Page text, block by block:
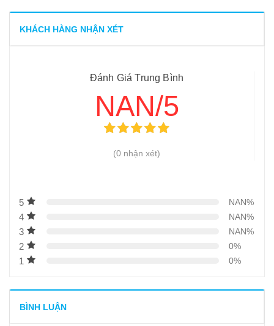
-
Mài dao máy thái thịt
Hướng dẫn sử dụng máy thái thịt thay dao đúng cách
Tư vấn mua máy thái thịt bò tươi sống, đông lạnh 2025
Hướng dẫn vệ sinh và bảo quản máy thái thịt thay dao
Giá máy thái thịt – Các dòng máy thái thịt có giá bao
KHÁCH HÀNG NHẬN XÉT
Đánh Giá Trung Bình
NAN/5
(0 nhận xét)
5 NAN%
4 NAN%
3 NAN%
2 0%
1 0%
BÌNH LUẬN